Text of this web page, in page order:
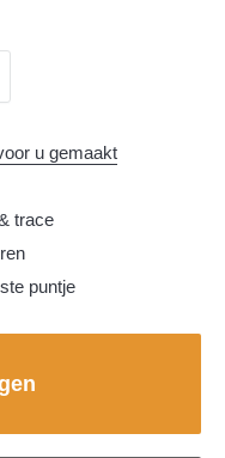
u gemaakt
trace
puntje